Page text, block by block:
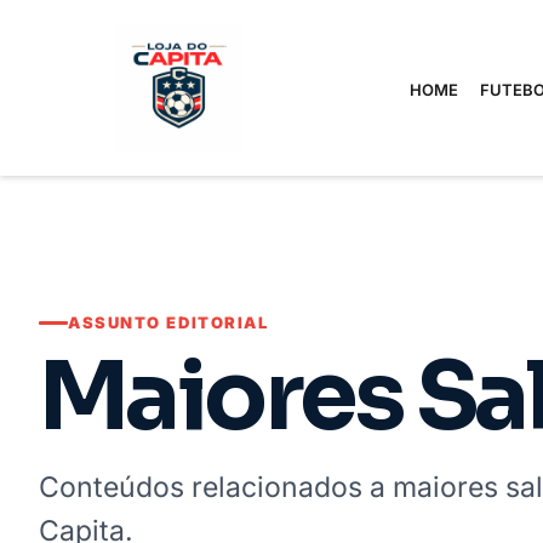
HOME
ASSUNTO EDITORIAL
Maiores
Conteúdos relacionados a maiores
Capita.